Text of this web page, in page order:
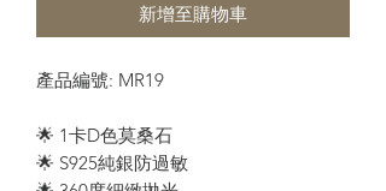
新增至購物車
產品編號: MR19
🌟 1卡D色莫桑石
🌟 S925純銀防過敏